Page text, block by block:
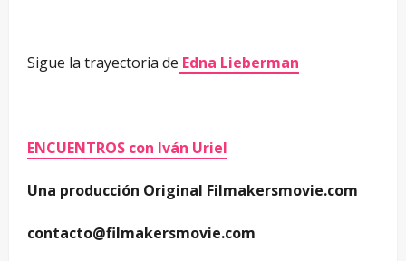
Sigue la trayectoria de Edna Lieberman
ENCUENTROS con Iván Uriel
Una producción Original Filmakersmovie.com
contacto@filmakersmovie.com